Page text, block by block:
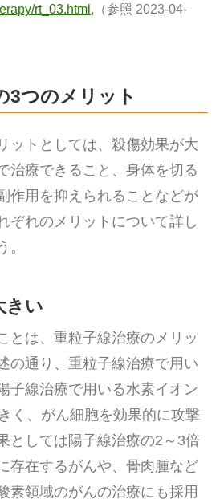
rt_03.html ,（参照 2023-04-
3つのメリット
ットとしては、殺傷効果が大
治療できること、身体を切る
作用を抑えられることなどが
ぞれのメリットについて詳し
。
きい
とは、重粒子線治療のメリッ
の通り、重粒子線治療で用い
子線治療で用いる水素イオン
く、がん細胞を効果的に攻撃
としては陽子線治療の2～3倍
存在するがんや、骨肉腫など
素領域のがんの治療にも採用